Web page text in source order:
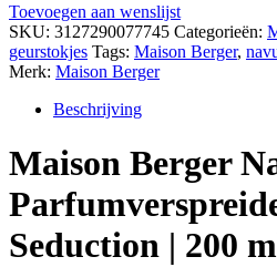
Toevoegen aan wenslijst
SKU: 3127290077745 Categorieën:
geurstokjes Tags: Maison Berger,
Merk: Maison Berger
Beschrijving
Maison Berger
Seduction | 200